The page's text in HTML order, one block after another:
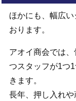
ほかにも、幅広
おります。
アオイ商会では
つスタッフが1つ
きます。
長年、押し入れ